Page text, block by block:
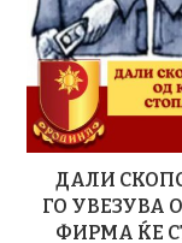
ДАЛИ
ГО УВЕЗУВА
ФИРМА ЌЕ